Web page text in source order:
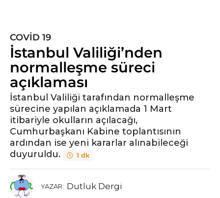
ö
n
c
e
COVID 19
İstanbul Valiliği’nden
normalleşme süreci
açıklaması
İstanbul Valiliği tarafından normalleşme
sürecine yapılan açıklamada 1 Mart
itibariyle okulların açılacağı,
Cumhurbaşkanı Kabine toplantısının
ardından ise yeni kararlar alınabileceği
duyuruldu.
1 dk
YAZAR: Dutluk Dergi